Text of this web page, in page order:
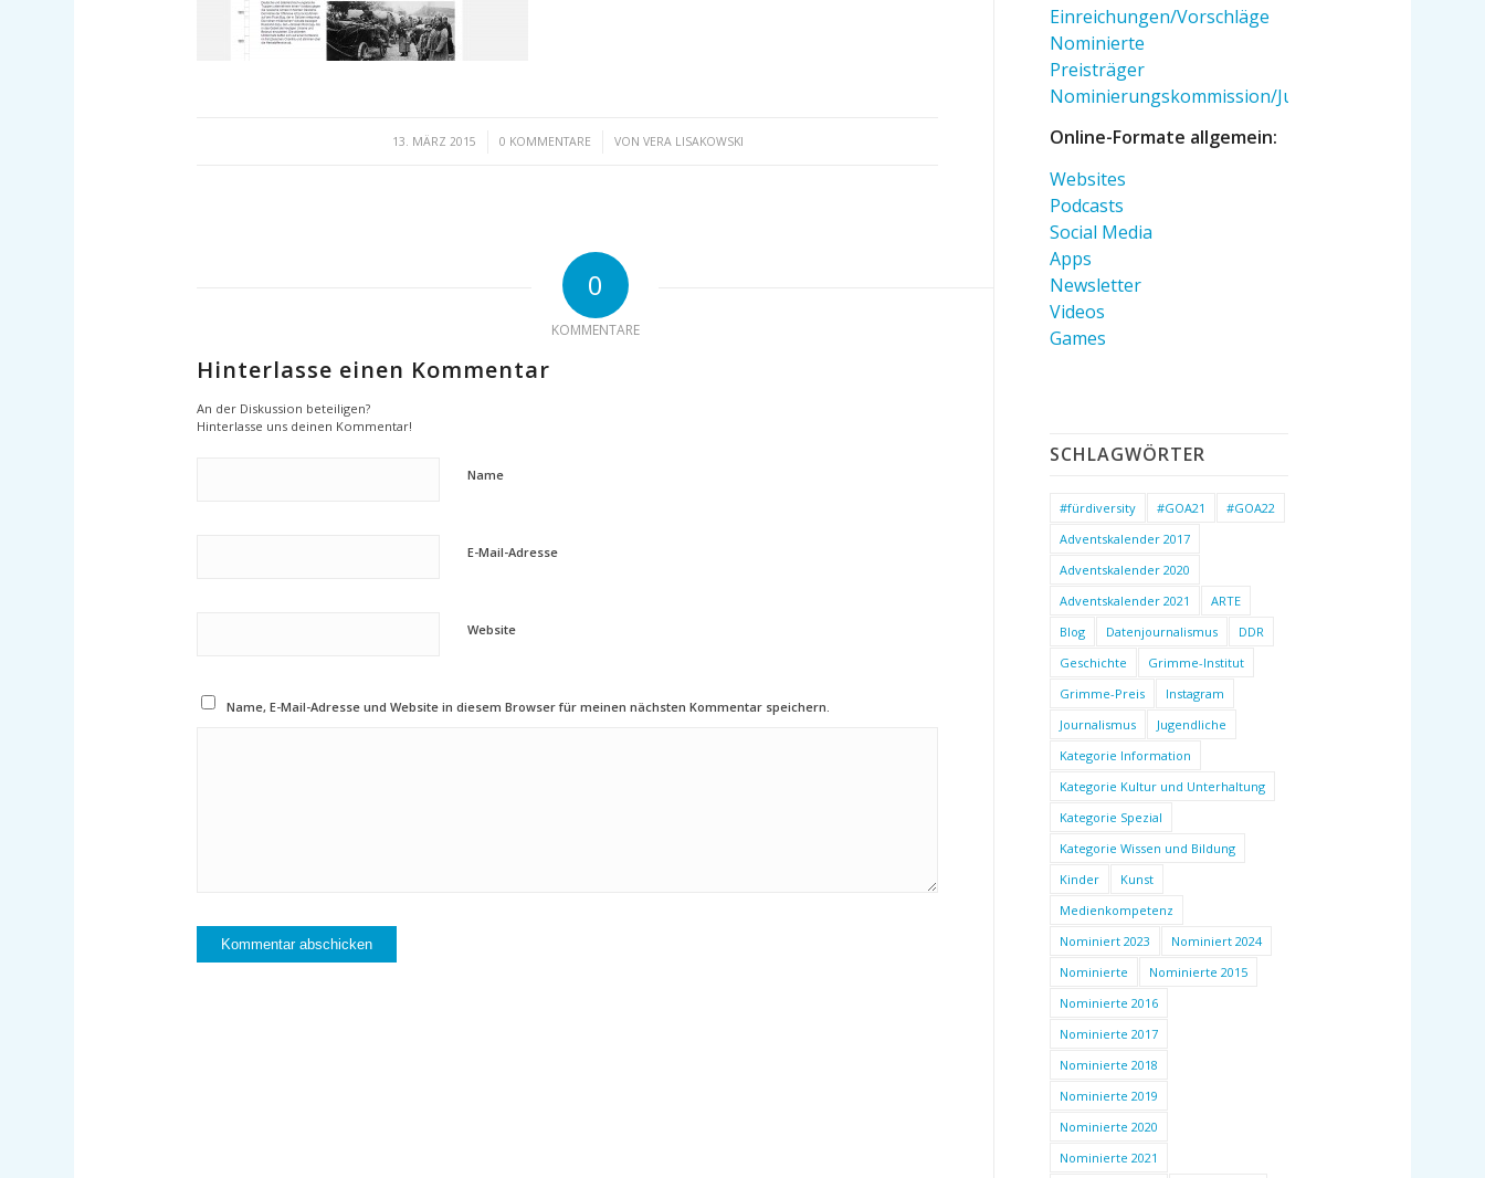
13. MÄRZ 2015
/ 0 KOMMENTARE
/ VON VERA LISAKOWSKI
0
KOMMENTARE
Hinterlasse einen Kommentar
An der Diskussion beteiligen?
Hinterlasse uns deinen Kommentar!
Name
E-Mail-Adresse
Website
Name, E-Mail-Adresse und Website in diesem Browser für meinen nächsten Kommentar speichern.
Einreichungen/Vorschläge
Nominierte
Preisträger
Nominierungskommission/Jury
Online-Formate allgemein:
Websites
Podcasts
Social Media
Apps
Newsletter
Videos
Games
SCHLAGWÖRTER
#fürdiversity #GOA21
#GOA22
Adventskalender 2017
Adventskalender 2020
Adventskalender 2021
ARTE
Blog
Datenjournalismus
DDR
Geschichte
Grimme-Institut
Grimme-Preis
Instagram
Journalismus
Jugendliche
Kategorie Information
Kategorie Kultur und Unterhaltung
Kategorie Spezial
Kategorie Wissen und Bildung
Kinder
Kunst
Medienkompetenz
Nominiert 2023
Nominiert 2024
Nominierte
Nominierte 2015
Nominierte 2016
Nominierte 2017
Nominierte 2018
Nominierte 2019
Nominierte 2020
Nominierte 2021